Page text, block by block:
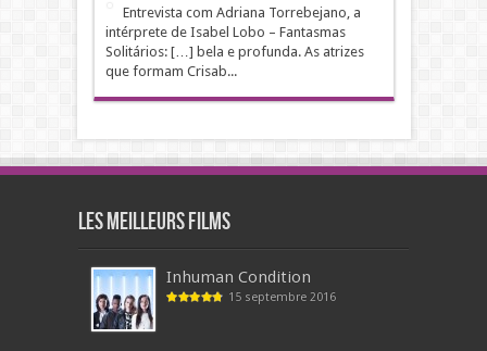
Entrevista com Adriana Torrebejano, a
intérprete de Isabel Lobo – Fantasmas
Solitários: […] bela e profunda. As atrizes
que formam Crisab...
Les meilleurs films
Inhuman Condition
15 septembre 2016